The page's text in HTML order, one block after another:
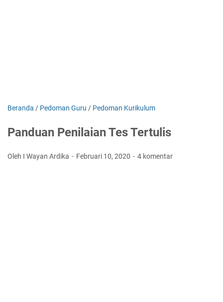
Beranda / Pedoman Guru / Pedoman Kurikulum
Panduan Penilaian Tes Tertulis
Oleh I Wayan Ardika Februari 10, 2020 4 komentar